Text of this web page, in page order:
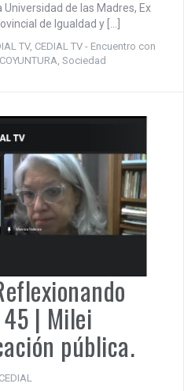
Universidad de las Madres, Ex
de Igualdad y […]
TV, CEDIAL TV - Encuentro con
COYUNTURA Sociedad
45 | Milei
pública.
CEDIAL